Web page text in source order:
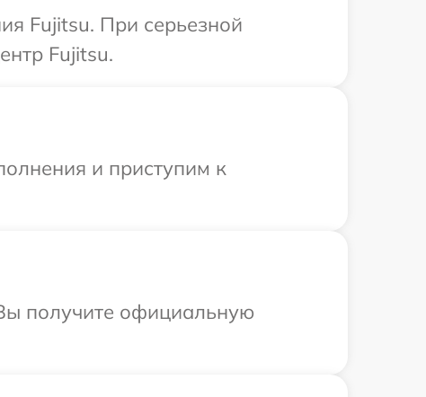
Fujitsu. При серьезной
Fujitsu.
и приступим к
получите официальную